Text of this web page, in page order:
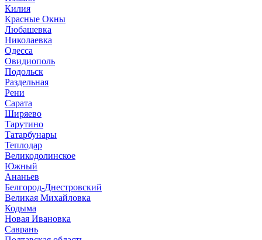
Килия
Красные Окны
Любашевка
Николаевка
Одесса
Овидиополь
Подольск
Раздельная
Рени
Сарата
Ширяево
Тарутино
Татарбунары
Теплодар
Великодолинское
Южный
Ананьев
Белгород-Днестровский
Великая Михайловка
Кодыма
Новая Ивановка
Саврань